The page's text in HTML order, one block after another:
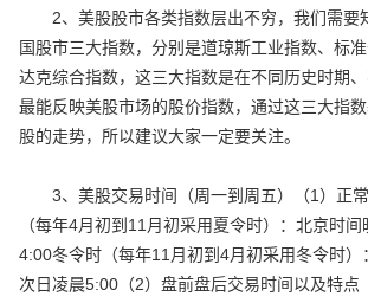
2、美股股市各类指数层出不穷，我们需要
国股市三大指数，分别是道琼斯工业指数、标
达克综合指数，这三大指数是在不同历史时期
最能反映美股市场的股价指数，通过这三大指
股的走势，所以建议大家一定要关注。
3、美股交易时间（周一到周五）（1）正
（每年4月初到11月初采用夏令时）：北京时
4:00冬令时（每年11月初到4月初采用冬令时
次日凌晨5:00（2）盘前盘后交易时间以及特点